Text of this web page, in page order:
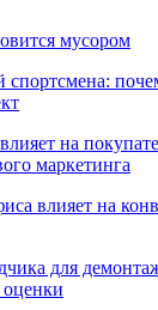
мусором
спортсмена:
на
маркетинга
влияет на
для
оценки